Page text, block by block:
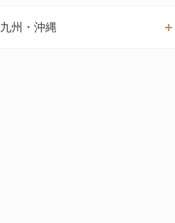
九州・沖縄